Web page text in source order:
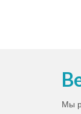
Мы